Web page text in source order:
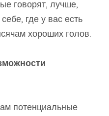
говорят, лучше,
где у вас есть
хороших голов.
потенциальные